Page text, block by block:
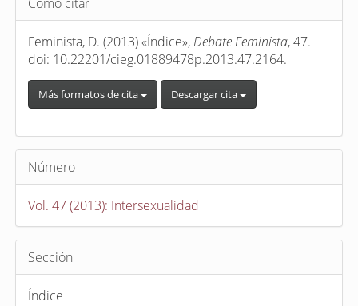
del
artículo
Feminista, D. (2013) «Índice», Debate Feminista, 47.
doi: 10.22201/cieg.01889478p.2013.47.2164.
Más formatos de cita Descargar cita
Número
Vol. 47 (2013): Intersexualidad
Sección
Índice